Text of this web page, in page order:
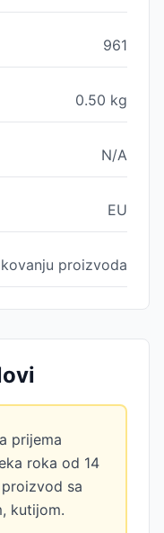
961
0.50 kg
N/A
EU
proizvoda
prijema
roka od 14
sa
kutijom.